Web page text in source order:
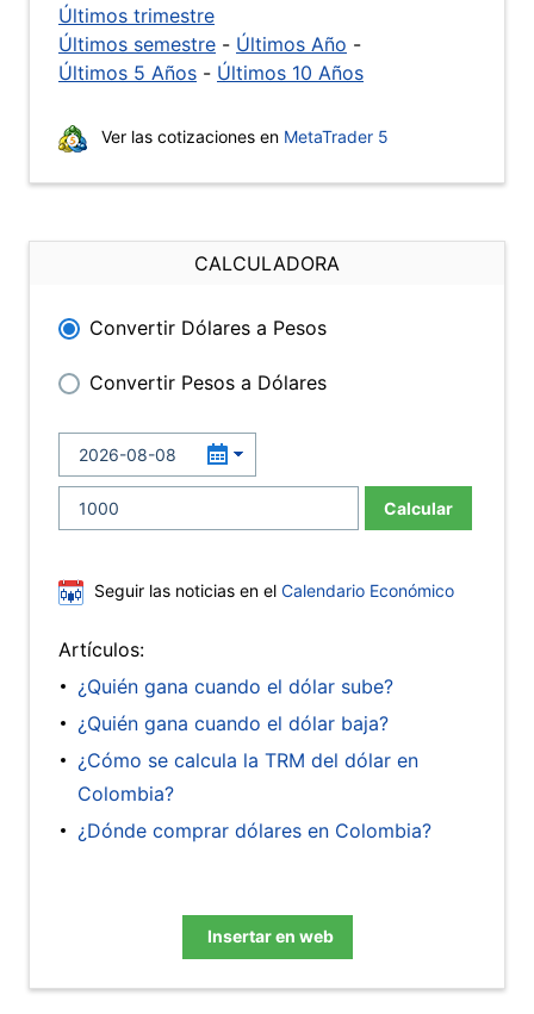
Últimos trimestre
Últimos semestre - Últimos Año -
Últimos 5 Años - Últimos 10 Años
Ver las cotizaciones en MetaTrader 5
CALCULADORA
Convertir Dólares a Pesos
Convertir Pesos a Dólares
Calcular
Seguir las noticias en el Calendario Económico
Artículos:
¿Quién gana cuando el dólar sube?
¿Quién gana cuando el dólar baja?
¿Cómo se calcula la TRM del dólar en
Colombia?
¿Dónde comprar dólares en Colombia?
Insertar en web